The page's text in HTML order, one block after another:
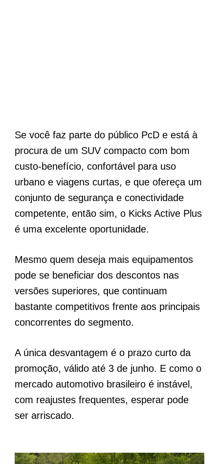
Se você faz parte do público PcD e está à
procura de um SUV compacto com bom
custo-benefício, confortável para uso
urbano e viagens curtas, e que ofereça um
conjunto de segurança e conectividade
competente, então sim, o Kicks Active Plus
é uma excelente oportunidade.
Mesmo quem deseja mais equipamentos
pode se beneficiar dos descontos nas
versões superiores, que continuam
bastante competitivos frente aos principais
concorrentes do segmento.
A única desvantagem é o prazo curto da
promoção, válido até 3 de junho. E como o
mercado automotivo brasileiro é instável,
com reajustes frequentes, esperar pode
ser arriscado.